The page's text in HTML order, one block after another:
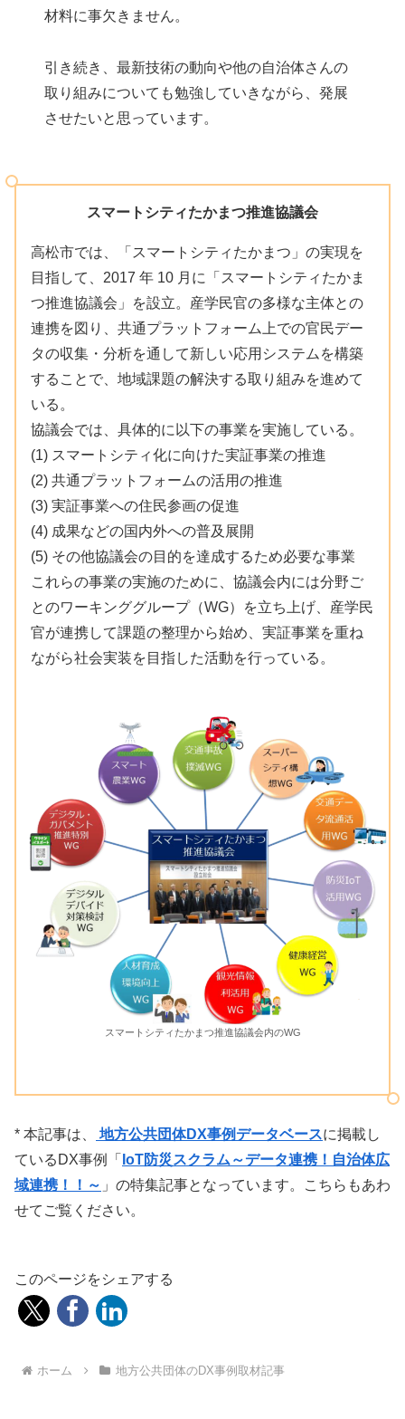
材料に事欠きません。
引き続き、最新技術の動向や他の自治体さんの
取り組みについても勉強していきながら、発展
させたいと思っています。
スマートシティたかまつ推進協議会
高松市では、「スマートシティたかまつ」の実現を
目指して、2017 年 10 月に「スマートシティたかま
つ推進協議会」を設立。産学民官の多様な主体との
連携を図り、共通プラットフォーム上での官民デー
タの収集・分析を通して新しい応用システムを構築
することで、地域課題の解決する取り組みを進めて
いる。
協議会では、具体的に以下の事業を実施している。
(1) スマートシティ化に向けた実証事業の推進
(2) 共通プラットフォームの活用の推進
(3) 実証事業への住民参画の促進
(4) 成果などの国内外への普及展開
(5) その他協議会の目的を達成するため必要な事業
これらの事業の実施のために、協議会内には分野ご
とのワーキンググループ（WG）を立ち上げ、産学民
官が連携して課題の整理から始め、実証事業を重ね
ながら社会実装を目指した活動を行っている。
スマートシティたかまつ推進協議会内のWG
* 本記事は、 地方公共団体DX事例データベースに掲載し
ているDX事例「 IoT防災スクラム～データ連携！自治体広
域連携！！～ 」の特集記事となっています。こちらもあわ
せてご覧ください。
このページをシェアする
ホーム 地方公共団体のDX事例取材記事